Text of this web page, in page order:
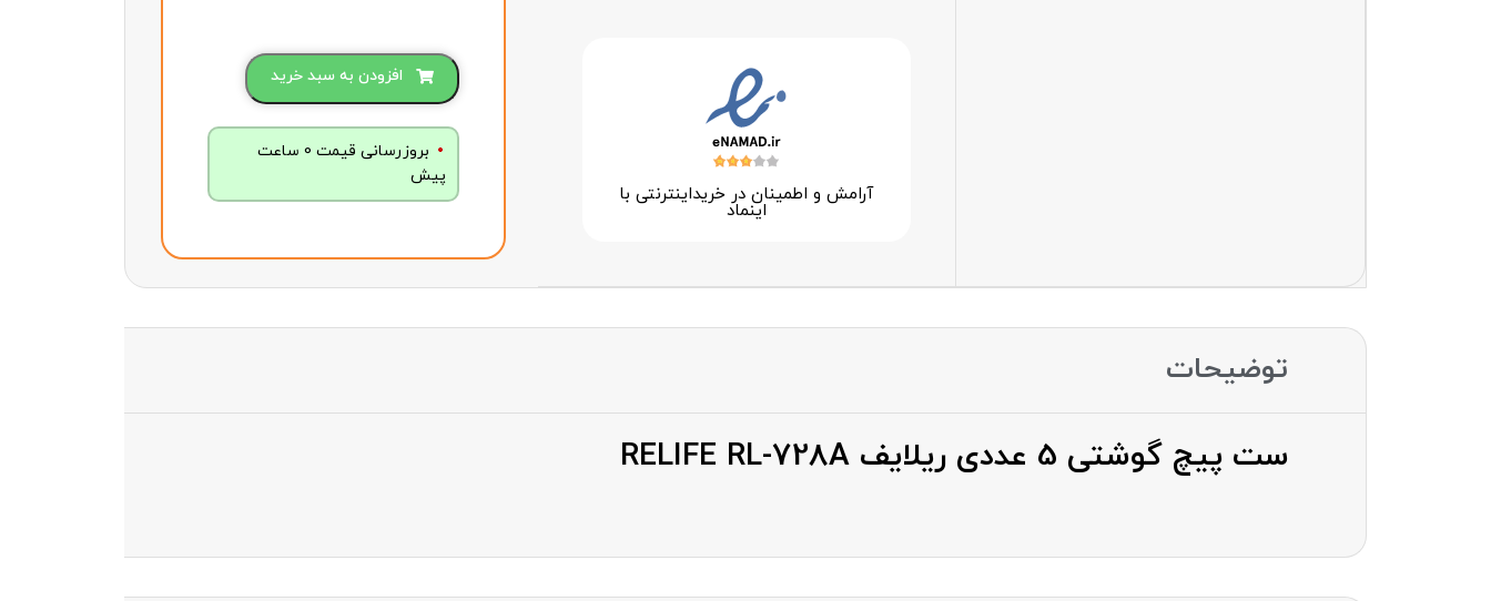
آرامش و اطمینان در خرید‌اینترنتی با
اینماد
افزودن به سبد خرید
بروزرسانی قیمت 0 ساعت
پیش
توضیحات
ست پیچ گوشتی 5 عددی ریلایف RELIFE RL-728A